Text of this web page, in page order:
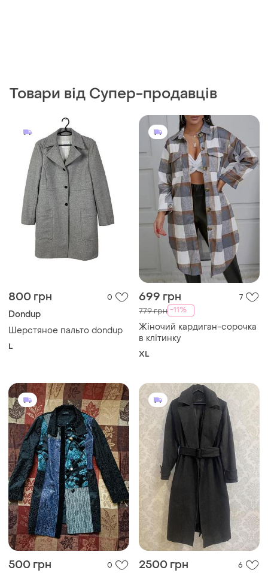
Товари від Супер-продавців
800 грн 0
Dondup
Шерстяное пальто dondup
L
699 грн 7
779 грн -11%
Жіночий кардиган-сорочка
в клітинку
XL
500 грн 0 2500 грн
6